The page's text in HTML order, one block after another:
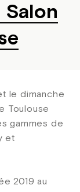
Salon
le dimanche
Toulouse
gammes de
et
2019 au